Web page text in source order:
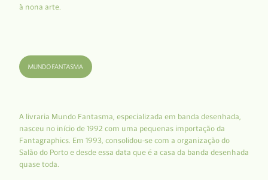
à nona arte.
A livraria Mundo Fantasma, especializada em banda desenhada,
nasceu no início de 1992 com uma pequenas importação da
Fantagraphics. Em 1993, consolidou-se com a organização do
Salão do Porto e desde essa data que é a casa da banda desenhada
quase toda.